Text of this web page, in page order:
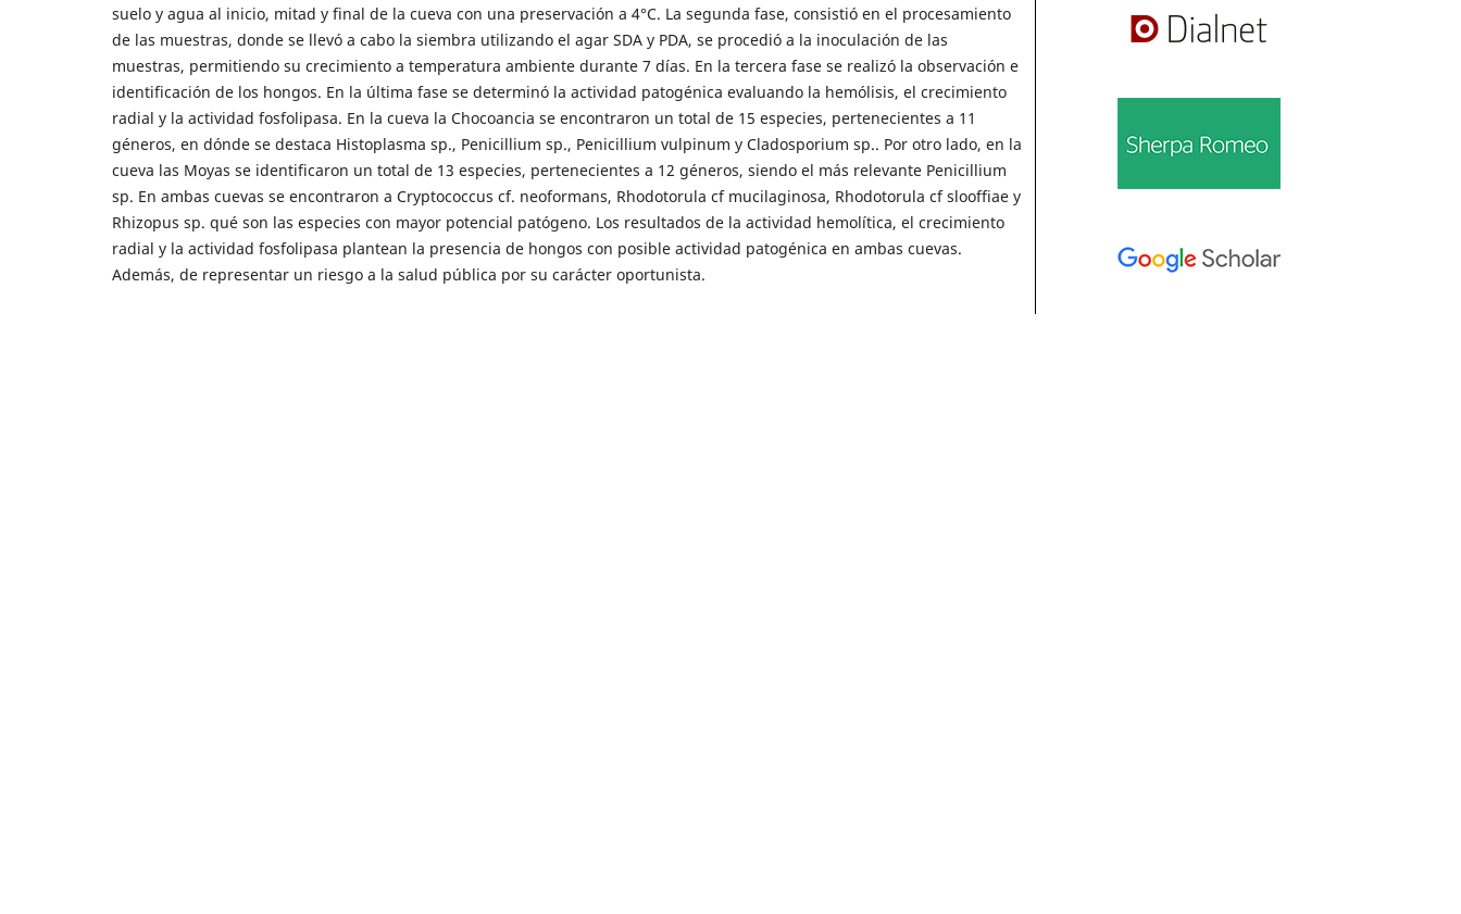
suelo y agua al inicio, mitad y final de la cueva con una preservación a 4°C. La segunda fase, consistió en el procesamiento
de las muestras, donde se llevó a cabo la siembra utilizando el agar SDA y PDA, se procedió a la inoculación de las
muestras, permitiendo su crecimiento a temperatura ambiente durante 7 días. En la tercera fase se realizó la observación e
identificación de los hongos. En la última fase se determinó la actividad patogénica evaluando la hemólisis, el crecimiento
radial y la actividad fosfolipasa. En la cueva la Chocoancia se encontraron un total de 15 especies, pertenecientes a 11
géneros, en dónde se destaca Histoplasma sp., Penicillium sp., Penicillium vulpinum y Cladosporium sp.. Por otro lado, en la
cueva las Moyas se identificaron un total de 13 especies, pertenecientes a 12 géneros, siendo el más relevante Penicillium
sp. En ambas cuevas se encontraron a Cryptococcus cf. neoformans, Rhodotorula cf mucilaginosa, Rhodotorula cf slooffiae y
Rhizopus sp. qué son las especies con mayor potencial patógeno. Los resultados de la actividad hemolítica, el crecimiento
radial y la actividad fosfolipasa plantean la presencia de hongos con posible actividad patogénica en ambas cuevas.
Además, de representar un riesgo a la salud pública por su carácter oportunista.